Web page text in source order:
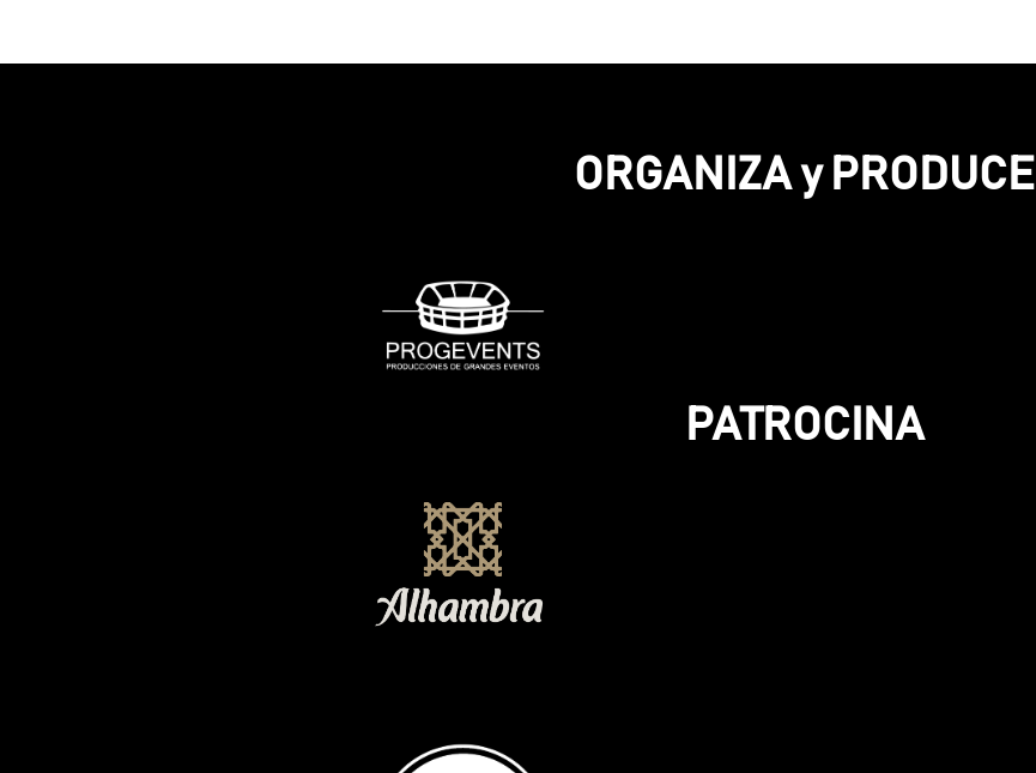
ORGANIZA y PRODUCE
PATROCINA